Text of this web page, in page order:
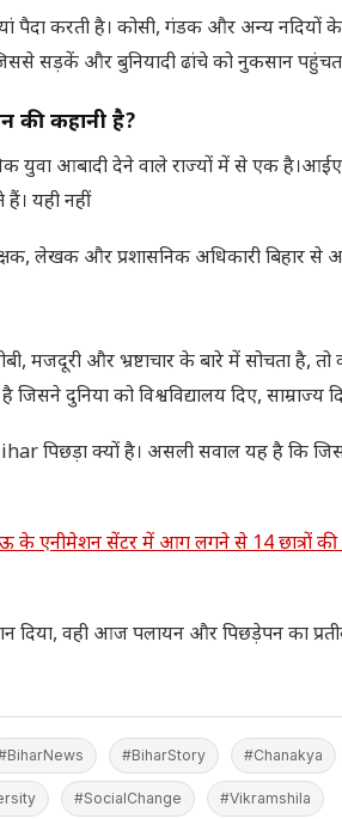
पैदा करती है। कोसी, गंडक और अन्य
सड़कें और बुनियादी ढांचे को नुकसान
की कहानी है?
आबादी देने वाले राज्यों में से एक
यही नहीं
लेखक और प्रशासनिक अधिकारी बिहार से
मजदूरी और भ्रष्टाचार के बारे में सोचता है, तो
दुनिया को विश्वविद्यालय दिए,
पिछड़ा क्यों है। असली सवाल यह है कि जिस
एनीमेशन सेंटर में आग लगने से 14 छात्रों की
दिया, वही आज पलायन और पिछड़ेपन का
#BiharStory #Chanakya
#SocialChange #Vikramshila